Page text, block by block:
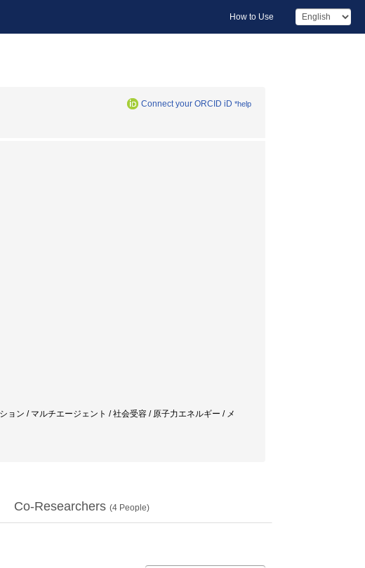
How to Use
Connect your ORCID iD *help
ン / マルチエージェント / 社会受容 / 原子力エネルギー / メ
Co-Researchers (4 People)